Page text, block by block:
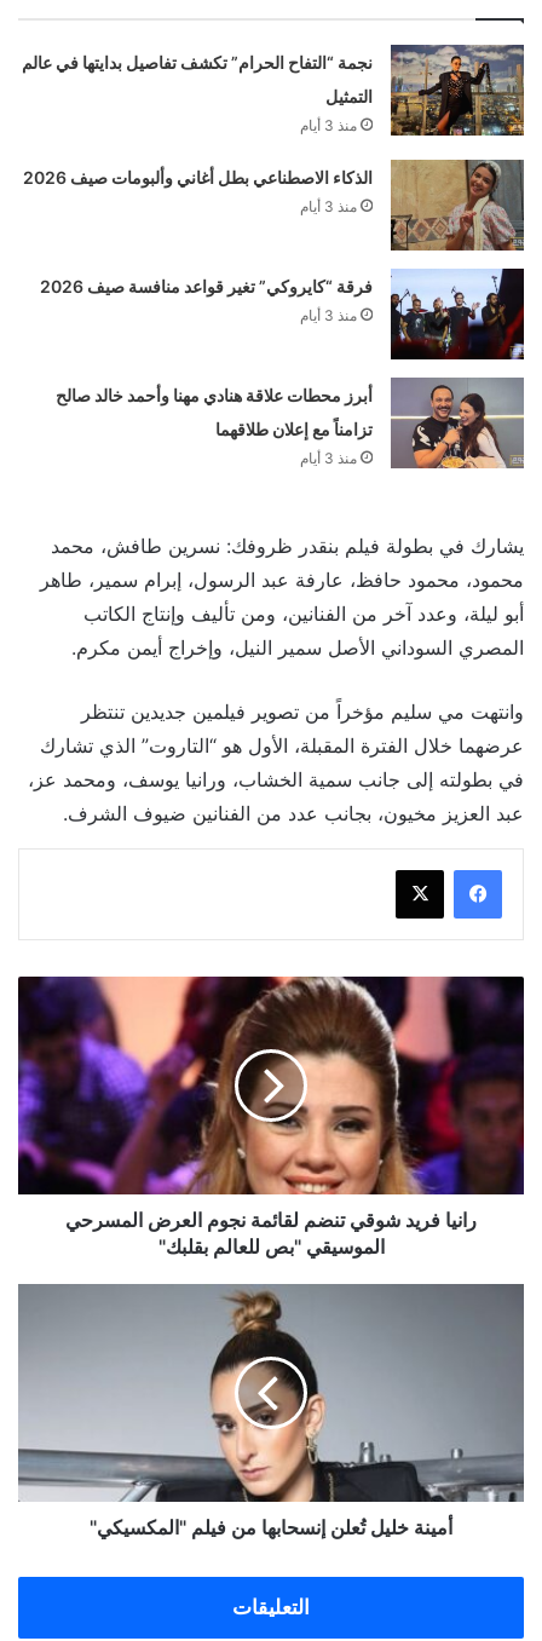
نجمة “التفاح الحرام” تكشف تفاصيل بدايتها في عالم
التمثيل
منذ 3 أيام
الذكاء الاصطناعي بطل أغاني وألبومات صيف 2026
منذ 3 أيام
فرقة “كايروكي” تغير قواعد منافسة صيف 2026
منذ 3 أيام
أبرز محطات علاقة هنادي مهنا وأحمد خالد صالح
تزامناً مع إعلان طلاقهما
منذ 3 أيام
يشارك في بطولة فيلم بنقدر ظروفك: نسرين طافش، محمد
محمود، محمود حافظ، عارفة عبد الرسول، إبرام سمير، طاهر
أبو ليلة، وعدد آخر من الفنانين، ومن تأليف وإنتاج الكاتب
المصري السوداني الأصل سمير النيل، وإخراج أيمن مكرم.
وانتهت مي سليم مؤخراً من تصوير فيلمين جديدين تنتظر
عرضهما خلال الفترة المقبلة، الأول هو “التاروت” الذي تشارك
في بطولته إلى جانب سمية الخشاب، ورانيا يوسف، ومحمد عز،
عبد العزيز مخيون، بجانب عدد من الفنانين ضيوف الشرف.
رانيا
فريد
لقائمة
نجوم
العرض
المسرحي
الموسيقي
رانيا فريد شوقي تنضم لقائمة نجوم العرض المسرحي
الموسيقي "بص للعالم بقلبك"
"المكسيكي"
أمينة خليل تُعلن إنسحابها من فيلم "المكسيكي"
التعليقات